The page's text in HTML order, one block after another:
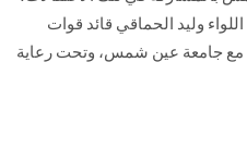
وليد الحماقي قائد قوات
مع جامعة عين شمس، وتحت رعاية